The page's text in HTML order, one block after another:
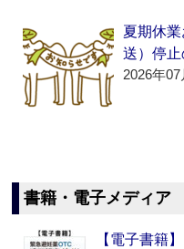
夏期休
送）停
2026年
書籍・電子メディア
【電子書籍